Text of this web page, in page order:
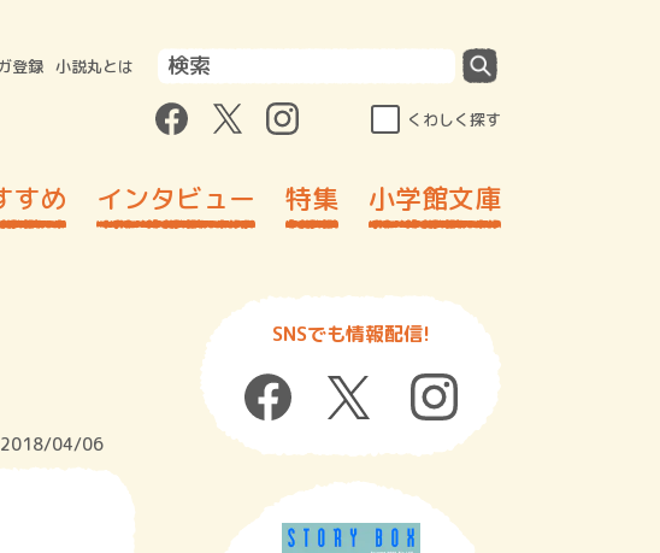
登録 小説丸とは
くわしく探す
すめ インタビュー 特集 小学館文庫
2018/04/06
SNSでも情報配信!